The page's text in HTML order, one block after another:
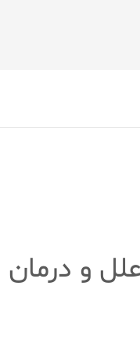
و درمان